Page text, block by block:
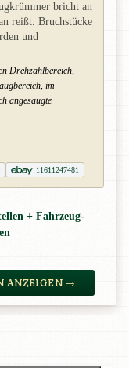
bricht an
reißt. Bruchstücke
und
Drehzahlbereich,
im
angesaugte
11611247481
+ Fahrzeug-
ANZEIGEN →